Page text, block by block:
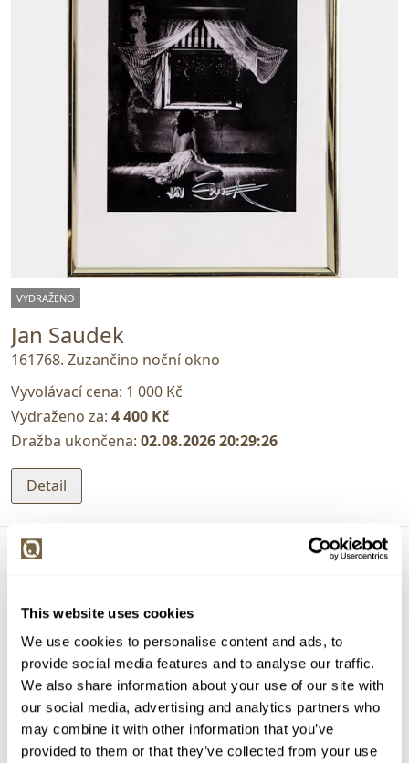
This website uses cookies
We use cookies to personalise content and ads, to
provide social media features and to analyse our traffic.
We also share information about your use of our site with
our social media, advertising and analytics partners who
may combine it with other information that you’ve
provided to them or that they’ve collected from your use
VYDRAŽENO
Jan Saudek
161768. Zuzančino noční okno
Vyvolávací cena: 1 000 Kč
Vydraženo za: 4 400 Kč
Dražba ukončena: 02.08.2026 20:29:26
Detail